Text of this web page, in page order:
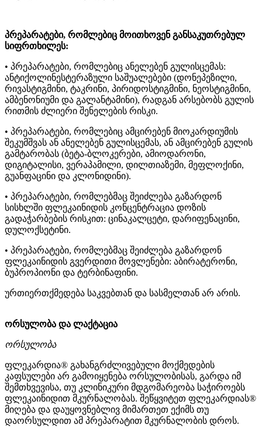
პრეპარატები, რომლებიც მოითხოვენ განსაკუთრებულ
სიფრთხილეს:
• პრეპარატები, რომლებიც ანელებენ გულისცემას:
ანტიქოლინესტერაზული საშუალებები (დონეპეზილი,
რივასტიგმინი, ტაკრინი, პირიდოსტიგმინი, ნეოსტიგმინი,
ამბენონიუმი და გალანტამინი), რადგან არსებობს გულის
რითმის ძლიერი შენელების რისკი.
• პრეპარატები, რომლებიც ამცირებენ მიოკარდიუმის
შეკუმშვას ან ანელებენ გულისცემას, ან ამცირებენ გულის
გამტარობას (ბეტა-ბლოკერები, ამიოდარონი,
დიგიტალისი, ვერაპამილი, დილთიაზემი, მეფლოქინი,
გუანფაცინი და კლონიდინი).
• პრეპარატები, რომლებმაც შეიძლება გაზარდონ
სისხლში ფლეკაინიდის კონცენტრაცია დოზის
გადაჭარბების რისკით: ცინაკალცეტი, დარიფენაცინი,
დულოქსეტინი.
• პრეპარატები, რომლებმაც შეიძლება გაზარდონ
ფლეკაინიდის გვერდითი მოვლენები: აბირატერონი,
ბუპროპიონი და ტერბინაფინი.
ურთიერთქმედება საკვებთან და სასმელთან არ არის.
ორსულობა და ლაქტაცია
ორსულობა
ფლეკარდია® გახანგრძლივებული მოქმედების
კაფსულები არ გამოიყენება ორსულობისას, გარდა იმ
შემთხვევისა, თუ კლინიკური მდგომარეობა საჭიროებს
ფლეკაინიდით მკურნალობას. შეწყვიტეთ ფლეკარდიას®
მიღება და დაუყოვნებლივ მიმართეთ ექიმს თუ
დაორსულდით ამ პრეპარატით მკურნალობის დროს.